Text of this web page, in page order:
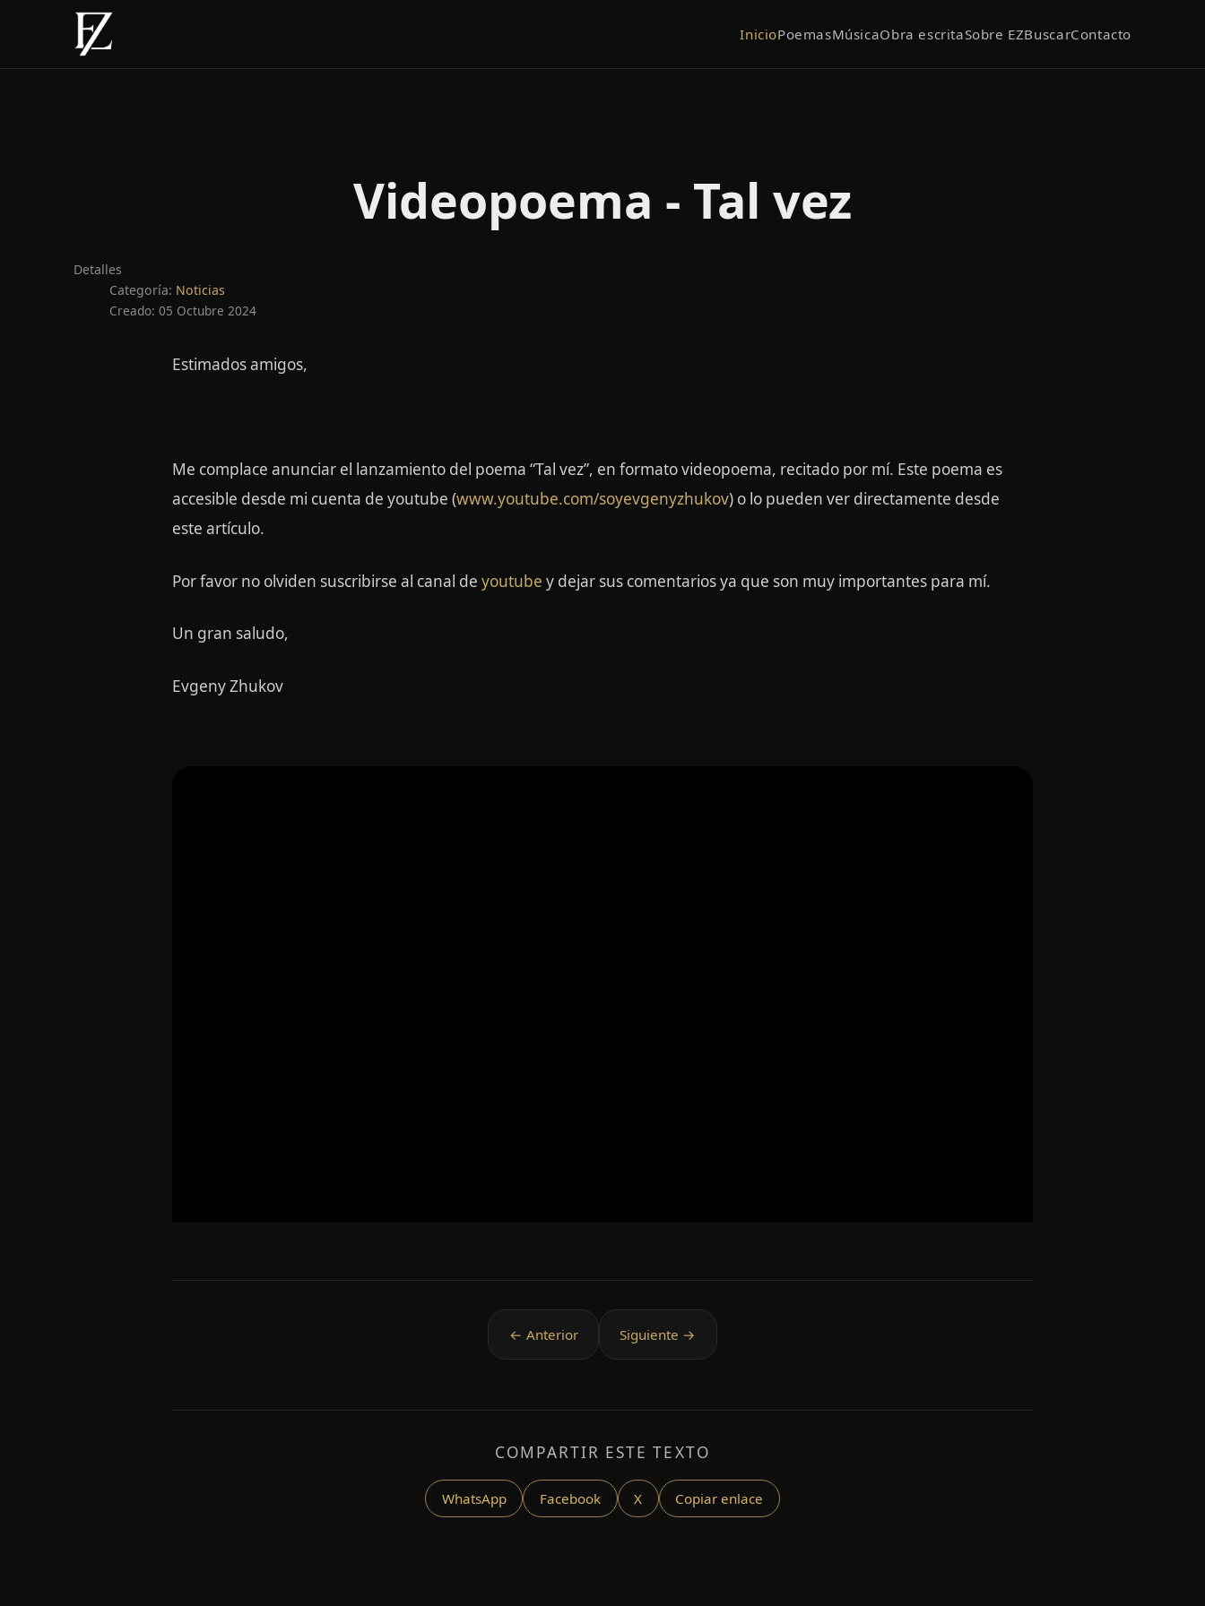
InicioPoemasMúsicaObra escritaSobre EZBuscarContacto
Videopoema - Tal vez
Detalles
Categoría: Noticias
Creado: 05 Octubre 2024
Estimados amigos,
Me complace anunciar el lanzamiento del poema “Tal vez”, en formato videopoema, recitado por mí. Este poema es
accesible desde mi cuenta de youtube (www.youtube.com/soyevgenyzhukov) o lo pueden ver directamente desde
este artículo.
Por favor no olviden suscribirse al canal de youtube y dejar sus comentarios ya que son muy importantes para mí.
Un gran saludo,
Evgeny Zhukov
COMPARTIR ESTE TEXTO
WhatsApp Facebook X Copiar enlace